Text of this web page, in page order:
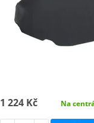
1 224 Kč Na